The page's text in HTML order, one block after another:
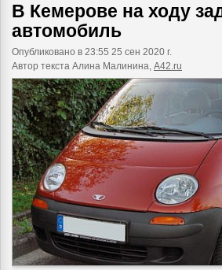
В Кемерове на ходу
автомобиль
Опубликовано в 23:55 25 сен 2020 г.
Автор текста Алина Малинина, A42.ru